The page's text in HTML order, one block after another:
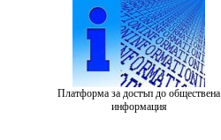
Платформа за достъп до обществена
информация